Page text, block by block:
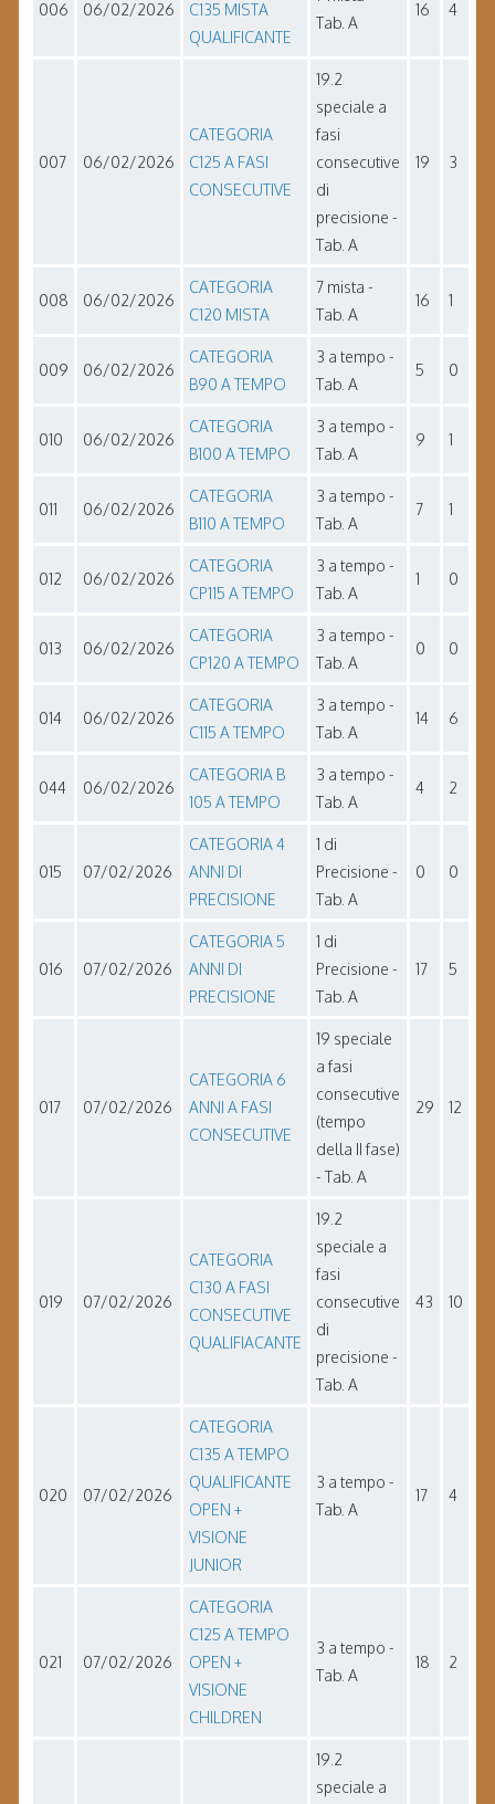
006 06/02/2026
C135 MISTA
QUALIFICANTE
Tab. A
16 4
007 06/02/2026
CATEGORIA
C125 A FASI
CONSECUTIVE
19.2
speciale a
fasi
consecutive
di
precisione -
Tab. A
19 3
008 06/02/2026
CATEGORIA
C120 MISTA
7 mista -
Tab. A
16 1
009 06/02/2026
CATEGORIA
B90 A TEMPO
3 a tempo -
Tab. A
5 0
010 06/02/2026
CATEGORIA
B100 A TEMPO
3 a tempo -
Tab. A
9 1
011 06/02/2026
CATEGORIA
B110 A TEMPO
3 a tempo -
Tab. A
7 1
012 06/02/2026
CATEGORIA
CP115 A TEMPO
3 a tempo -
Tab. A
1 0
013 06/02/2026
CATEGORIA
CP120 A TEMPO
3 a tempo -
Tab. A
0 0
014 06/02/2026
CATEGORIA
C115 A TEMPO
3 a tempo -
Tab. A
14 6
044 06/02/2026
CATEGORIA B
105 A TEMPO
3 a tempo -
Tab. A
4 2
015 07/02/2026
CATEGORIA 4
ANNI DI
PRECISIONE
1 di
Precisione -
Tab. A
0 0
016 07/02/2026
CATEGORIA 5
ANNI DI
PRECISIONE
1 di
Precisione -
Tab. A
17 5
017 07/02/2026
CATEGORIA 6
ANNI A FASI
CONSECUTIVE
19 speciale
a fasi
consecutive
(tempo
della II fase)
- Tab. A
29 12
019 07/02/2026
CATEGORIA
C130 A FASI
CONSECUTIVE
QUALIFIACANTE
19.2
speciale a
fasi
consecutive
di
precisione -
Tab. A
43 10
020 07/02/2026
CATEGORIA
C135 A TEMPO
QUALIFICANTE
OPEN +
VISIONE
JUNIOR
3 a tempo -
Tab. A
17 4
021 07/02/2026
CATEGORIA
C125 A TEMPO
OPEN +
VISIONE
CHILDREN
3 a tempo -
Tab. A
18 2
19.2
speciale a